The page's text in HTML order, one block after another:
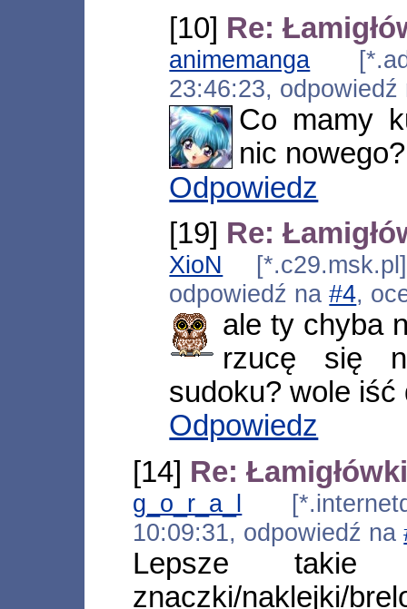
[10] Re:
animemanga
23:46:23,
Co mamy
nic nowego?
Odpowiedz
[19] Re:
XioN
odpowiedź na#4,
ale ty chyba
rzucę się
sudoku? wole iść
Odpowiedz
[14] Re:
g_o_r_a_l
10:09:31, odpowiedź na
Lepsze
znaczki/naklejki/